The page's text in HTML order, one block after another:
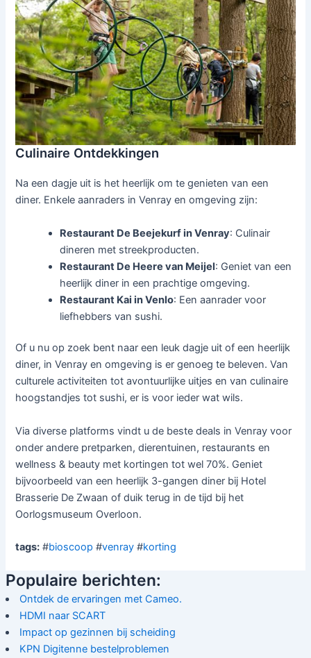
Culinaire Ontdekkingen
Na een dagje uit is het heerlijk om te genieten van een
diner. Enkele aanraders in Venray en omgeving zijn:
Restaurant De Beejekurf in Venray: Culinair
dineren met streekproducten.
Restaurant De Heere van Meijel: Geniet van een
heerlijk diner in een prachtige omgeving.
Restaurant Kai in Venlo: Een aanrader voor
liefhebbers van sushi.
Of u nu op zoek bent naar een leuk dagje uit of een heerlijk
diner, in Venray en omgeving is er genoeg te beleven. Van
culturele activiteiten tot avontuurlijke uitjes en van culinaire
hoogstandjes tot sushi, er is voor ieder wat wils.
Via diverse platforms vindt u de beste deals in Venray voor
onder andere pretparken, dierentuinen, restaurants en
wellness & beauty met kortingen tot wel 70%. Geniet
bijvoorbeeld van een heerlijk 3-gangen diner bij Hotel
Brasserie De Zwaan of duik terug in de tijd bij het
Oorlogsmuseum Overloon.
tags: #bioscoop #venray #korting
Populaire berichten:
Ontdek de ervaringen met Cameo.
HDMI naar SCART
Impact op gezinnen bij scheiding
KPN Digitenne bestelproblemen